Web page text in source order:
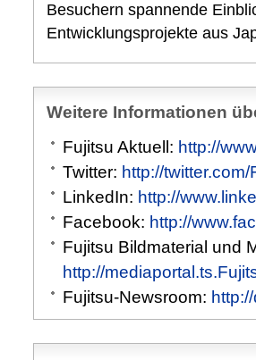
Besuchern spannende
Entwicklungsprojekte aus
Weitere Informationen
Fujitsu Aktuell: http://
Twitter: http://
LinkedIn: http://
Facebook: http://
Fujitsu Bildmaterial und
http://
Fujitsu-Newsroom: